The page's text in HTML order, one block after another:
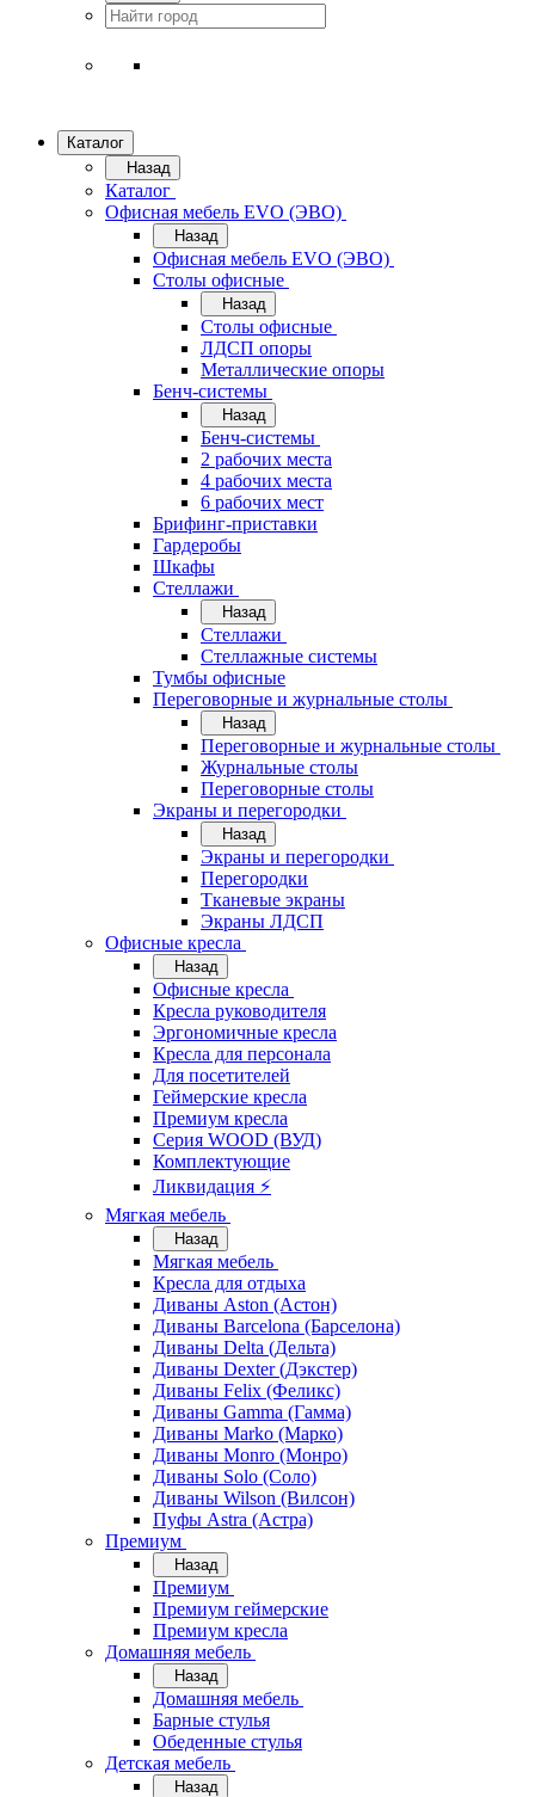
Каталог
Назад
Каталог
Офисная мебель EVO (ЭВО)
Назад
Офисная мебель EVO (ЭВО)
Cтолы офисные
Назад
Cтолы офисные
ЛДСП опоры
Металлические опоры
Бенч-системы
Назад
Бенч-системы
2 рабочих места
4 рабочих места
6 рабочих мест
Брифинг-приставки
Гардеробы
Шкафы
Стеллажи
Назад
Стеллажи
Стеллажные системы
Тумбы офисные
Переговорные и журнальные столы
Назад
Переговорные и журнальные столы
Журнальные столы
Переговорные столы
Экраны и перегородки
Назад
Экраны и перегородки
Перегородки
Тканевые экраны
Экраны ЛДСП
Офисные кресла
Назад
Офисные кресла
Кресла руководителя
Эргономичные кресла
Кресла для персонала
Для посетителей
Геймерские кресла
Премиум кресла
Серия WOOD (ВУД)
Комплектующие
Ликвидация ⚡
Мягкая мебель
Назад
Мягкая мебель
Кресла для отдыха
Диваны Aston (Астон)
Диваны Barcelona (Барселона)
Диваны Delta (Дельта)
Диваны Dexter (Дэкстер)
Диваны Felix (Феликс)
Диваны Gamma (Гамма)
Диваны Marko (Марко)
Диваны Monro (Монро)
Диваны Solo (Соло)
Диваны Wilson (Вилсон)
Пуфы Astra (Астра)
Премиум
Назад
Премиум
Премиум геймерские
Премиум кресла
Домашняя мебель
Назад
Домашняя мебель
Барные стулья
Обеденные стулья
Детская мебель
Назад